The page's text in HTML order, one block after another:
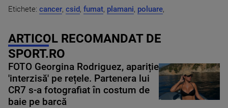
Etichete: cancer, csid, fumat, plamani, poluare,
ARTICOL RECOMANDAT DE
SPORT.RO
FOTO Georgina Rodriguez, apariție
'interzisă' pe rețele. Partenera lui
CR7 s-a fotografiat în costum de
baie pe barcă